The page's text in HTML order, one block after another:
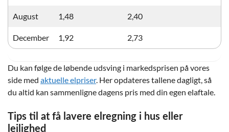
August 1,48 2,40
December 1,92 2,73
Du kan følge de løbende udsving i markedsprisen på vores
side med aktuelle elpriser. Her opdateres tallene dagligt, så
du altid kan sammenligne dagens pris med din egen elaftale.
Tips til at få lavere elregning i hus eller
lejlighed